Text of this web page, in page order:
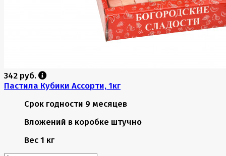
342 руб.
Пастила Кубики Ассорти, 1кг
Срок годности 9 месяцев
Вложений в коробке штучно
Вес 1 кг